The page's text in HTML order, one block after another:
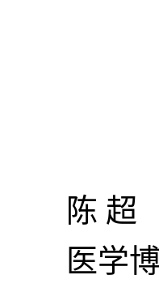
陈 超
医学